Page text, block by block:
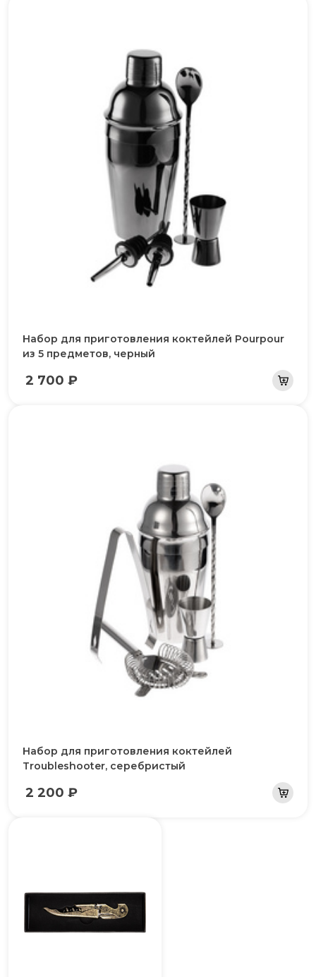
Набор для приготовления коктейлей Pourpour
из 5 предметов, черный
2 700 ₽
Набор для приготовления коктейлей
Troubleshooter, серебристый
2 200 ₽